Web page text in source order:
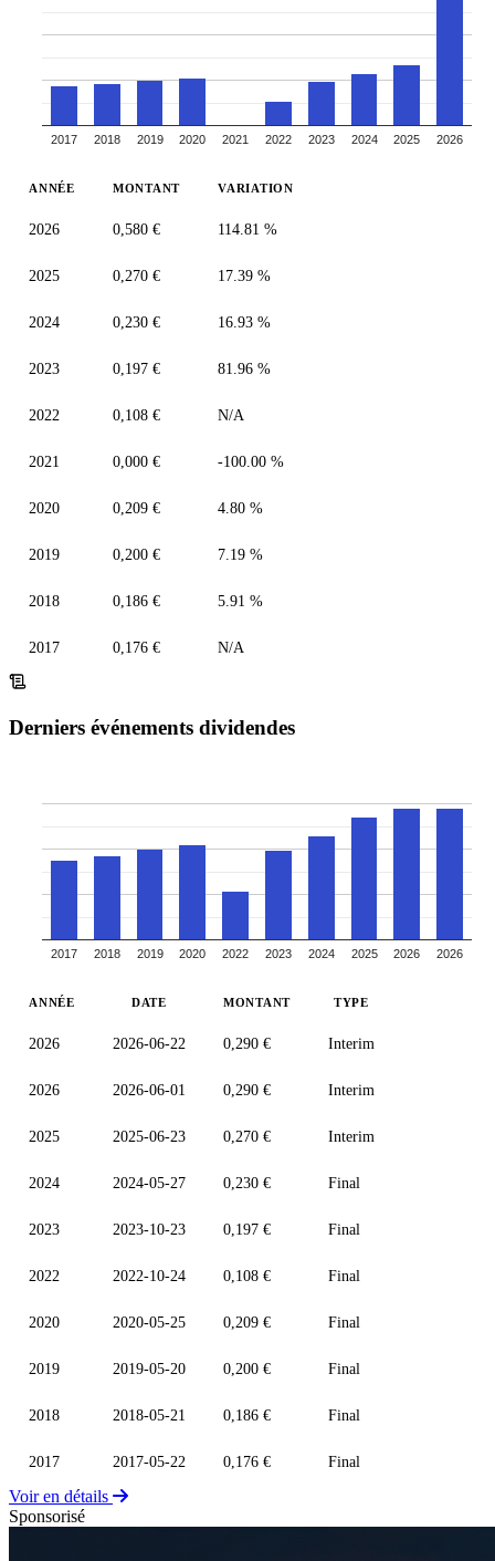
2017 2018 2019 2020 2021 2022 2023 2024 2025 2026
ANNÉE MONTANT VARIATION
2026 0,580 € 114.81 %
2025 0,270 € 17.39 %
2024 0,230 € 16.93 %
2023 0,197 € 81.96 %
2022 0,108 € N/A
2021 0,000 € -100.00 %
2020 0,209 € 4.80 %
2019 0,200 € 7.19 %
2018 0,186 € 5.91 %
2017 0,176 € N/A
Derniers événements dividendes
2017 2018 2019 2020 2022 2023 2024 2025 2026 2026
ANNÉE DATE MONTANT TYPE
2026 2026-06-22 0,290 € Interim
2026 2026-06-01 0,290 € Interim
2025 2025-06-23 0,270 € Interim
2024 2024-05-27 0,230 € Final
2023 2023-10-23 0,197 € Final
2022 2022-10-24 0,108 € Final
2020 2020-05-25 0,209 € Final
2019 2019-05-20 0,200 € Final
2018 2018-05-21 0,186 € Final
2017 2017-05-22 0,176 € Final
Voir en détails
Sponsorisé